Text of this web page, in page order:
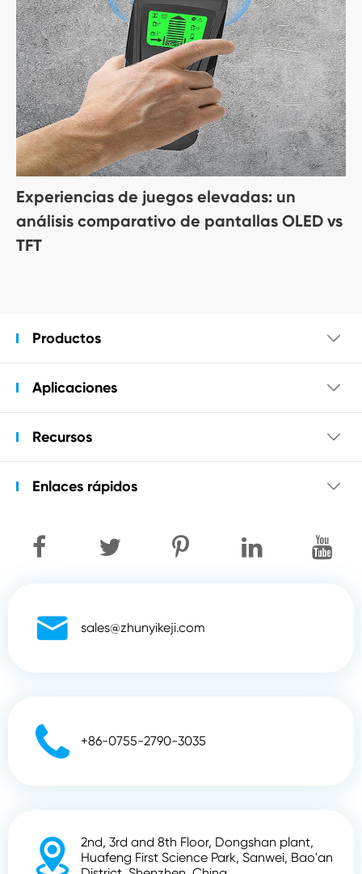
Experiencias de juegos elevadas: un
análisis comparativo de pantallas OLED vs
TFT
Productos 
Aplicaciones 
Recursos 
Enlaces rápidos 
 sales@zhunyikeji.com
 +86-0755-2790-3035

2nd, 3rd and 8th Floor, Dongshan plant,
Huafeng First Science Park, Sanwei, Bao'an